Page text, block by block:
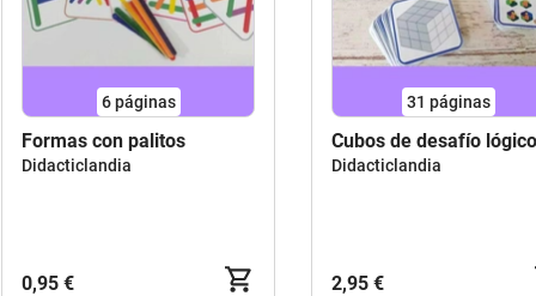
6páginas
Formas con palitos
Didacticlandia
0,95 €
31 páginas
Cubos de desafío lógico
Didacticlandia
2,95 €